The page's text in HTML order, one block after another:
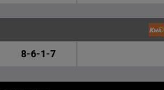
8-6-1-7